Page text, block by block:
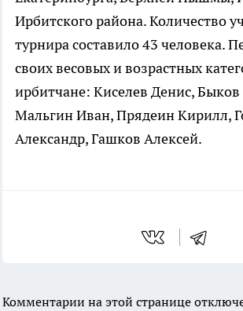
Ирбитского района. Количество
турнира составило 43 человека.
своих весовых и возрастных
ирбитчане: Киселев Денис,
Мальгин Иван, Прядеин Кирилл,
Александр, Гашков Алексей.
Комментарии на этой странице